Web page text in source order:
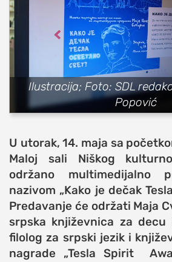
košarka
rukomet
e-sport
ostali sportovi
zabava
muzika
moda i stil
studenti
organizacije
konkursi
fakulteti
studentski život
Ilustracija; Foto: SDL
Popović
U utorak, 14. maja sa
Maloj sali Niškog
održano multimedijalno
nazivom „Kako je dečak
Predavanje će održati Maјa
srpska književnica za
filolog za srpski jezik i
nagrade „Tesla Spirit